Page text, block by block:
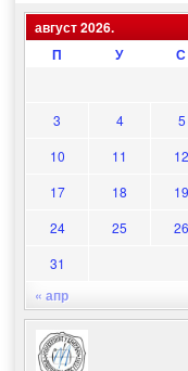
август 2026.
П
У С
« апр
3
4 5
10
11 12
17
18 19
24
25 26
31